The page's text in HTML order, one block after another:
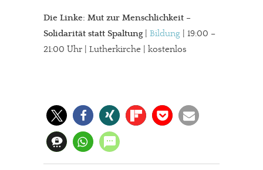
Die Linke: Mut zur Menschlichkeit –
Solidarität statt Spaltung
Bildung | 19:00 –
21:00 Uhr | Lutherkirche | kostenlos